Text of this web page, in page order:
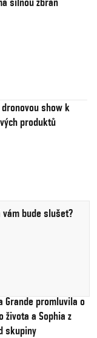
show k
produktů
bude slušet?
Grande promluvila o
života a Sophia z
skupiny